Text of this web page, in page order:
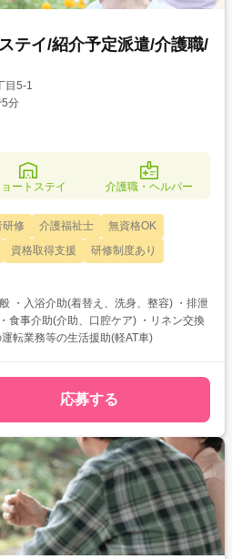
テイ/紹介予定派遣/介護職/
目5-1
分
ートステイ 介護職・ヘルパー
研修 介護福祉士
無資格OK
資格取得支援
研修制度あり
・入浴介助(着替え、洗身、整容) ・排泄
食事介助(介助、口腔ケア) ・リネン交換
転業務等の生活援助(軽AT車)
応募する